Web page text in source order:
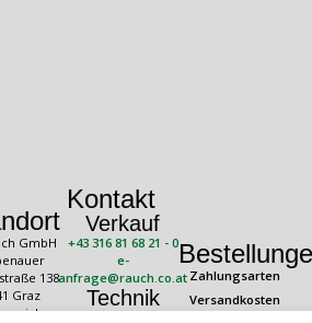
GmbH
138
Graz
Kontakt
Verkauf
+43 316 81 68 21 - 0
e-
anfrage@rauch.co.at
Technik
Zahlungsarten
Versandkosten